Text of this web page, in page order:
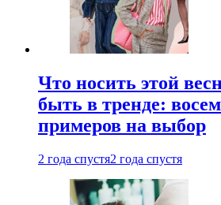
Что носить этой
быть в тренде:
примеров на выбор
2 года спустя2 года спустя